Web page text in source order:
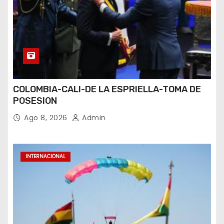
COLOMBIA-CALI-DE LA ESPRIELLA-TOMA DE
POSESION
Ago 8, 2026 Admin
INTERNACIONAL